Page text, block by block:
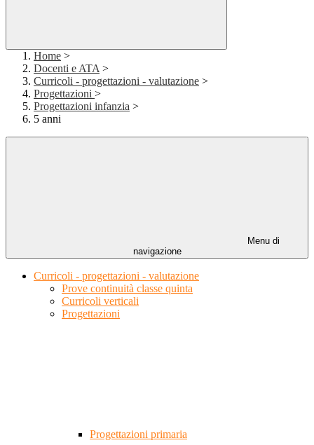
Home >
Docenti e ATA >
Curricoli - progettazioni - valutazione >
Progettazioni >
Progettazioni infanzia >
5 anni
Menu di
navigazione
Curricoli - progettazioni - valutazione
Prove continuità classe quinta
Curricoli verticali
Progettazioni
Progettazioni primaria